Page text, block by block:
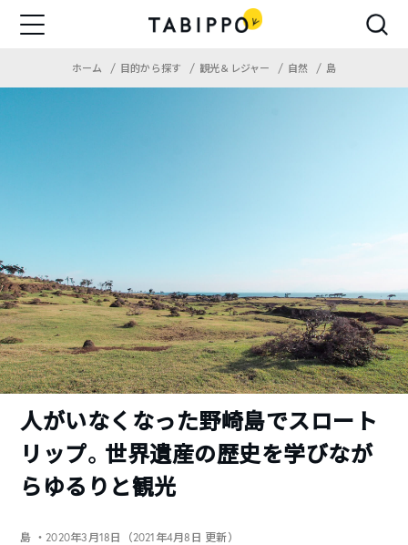
ホーム 目的から探す 観光＆レジャー 自然 島
人がいなくなった野崎島でスロート
リップ。世界遺産の歴史を学びなが
らゆるりと観光
島 ・2020年3月18日（2021年4月8日 更新）